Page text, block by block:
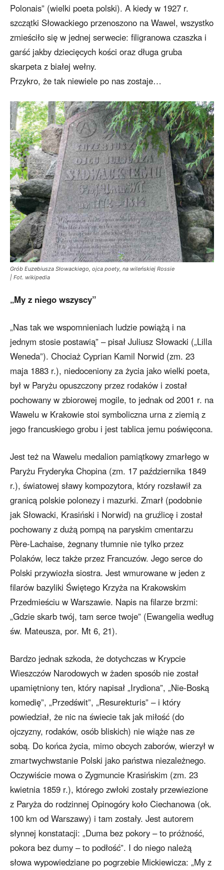
Polonais” (wielki poeta polski). A kiedy w 1927 r.
szczątki Słowackiego przenoszono na Wawel, wszystko
zmieściło się w jednej serwecie: filigranowa czaszka i
garść jakby dziecięcych kości oraz długa gruba
skarpeta z białej wełny.
Przykro, że tak niewiele po nas zostaje…
Grób Euzebiusza Słowackiego, ojca poety, na wileńskiej Rossie
| Fot. wikipedia
„My z niego wszyscy”
„Nas tak we wspomnieniach ludzie powiążą i na
jednym stosie postawią” – pisał Juliusz Słowacki („Lilla
Weneda”). Chociaż Cyprian Kamil Norwid (zm. 23
maja 1883 r.), niedoceniony za życia jako wielki poeta,
był w Paryżu opuszczony przez rodaków i został
pochowany w zbiorowej mogile, to jednak od 2001 r. na
Wawelu w Krakowie stoi symboliczna urna z ziemią z
jego francuskiego grobu i jest tablica jemu poświęcona.
Jest też na Wawelu medalion pamiątkowy zmarłego w
Paryżu Fryderyka Chopina (zm. 17 października 1849
r.), światowej sławy kompozytora, który rozsławił za
granicą polskie polonezy i mazurki. Zmarł (podobnie
jak Słowacki, Krasiński i Norwid) na gruźlicę i został
pochowany z dużą pompą na paryskim cmentarzu
Père-Lachaise, żegnany tłumnie nie tylko przez
Polaków, lecz także przez Francuzów. Jego serce do
Polski przywiozła siostra. Jest wmurowane w jeden z
filarów bazyliki Świętego Krzyża na Krakowskim
Przedmieściu w Warszawie. Napis na filarze brzmi:
„Gdzie skarb twój, tam serce twoje” (Ewangelia według
św. Mateusza, por. Mt 6, 21).
Bardzo jednak szkoda, że dotychczas w Krypcie
Wieszczów Narodowych w żaden sposób nie został
upamiętniony ten, który napisał „Irydiona”, „Nie-Boską
komedię”, „Przedświt”, „Resurekturis” – i który
powiedział, że nic na świecie tak jak miłość (do
ojczyzny, rodaków, osób bliskich) nie wiąże nas ze
sobą. Do końca życia, mimo obcych zaborów, wierzył w
zmartwychwstanie Polski jako państwa niezależnego.
Oczywiście mowa o Zygmuncie Krasińskim (zm. 23
kwietnia 1859 r.), którego zwłoki zostały przewiezione
z Paryża do rodzinnej Opinogóry koło Ciechanowa (ok.
100 km od Warszawy) i tam zostały. Jest autorem
słynnej konstatacji: „Duma bez pokory – to próżność,
pokora bez dumy – to podłość”. I do niego należą
słowa wypowiedziane po pogrzebie Mickiewicza: „My z